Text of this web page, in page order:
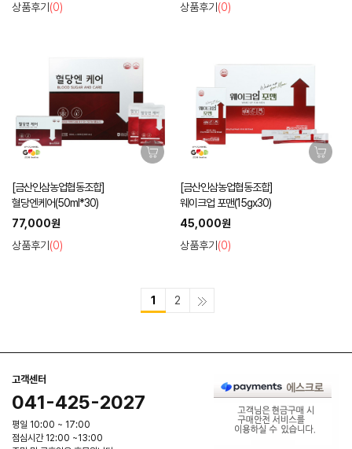
상품후기 (0)
상품후기 (0)
[금산인삼농업협동조합]
혈당엔케어(50ml*30)
77,000원
상품후기 (0)
[금산인삼농업협동조합]
웨이크업 포맨(15gx30)
45,000원
상품후기 (0)
1 2
고객센터
041-425-2027
평일 10:00 ~ 17:00
점심시간 12:00 ~13:00